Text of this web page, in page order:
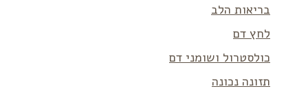
בריאות הלב
לחץ דם
כולסטרול ושומני דם
תזונה נכונה